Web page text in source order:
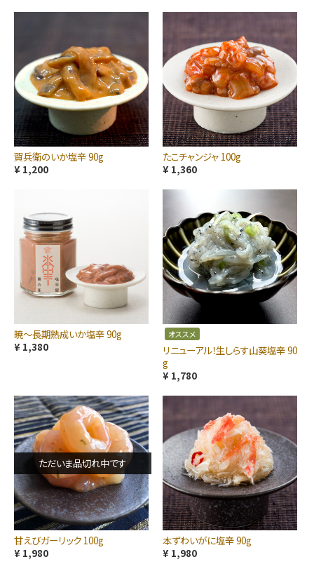
賀兵衛のいか塩辛 90g
¥ 1,200
たこチャンジャ 100g
¥ 1,360
暁～長期熟成いか塩辛 90g
¥ 1,380
オススメ
リニューアル！生しらす山葵塩辛 90
g
¥ 1,780
ただいま品切れ中です
甘えびガーリック 100g
¥ 1,980
本ずわいがに塩辛 90g
¥ 1,980